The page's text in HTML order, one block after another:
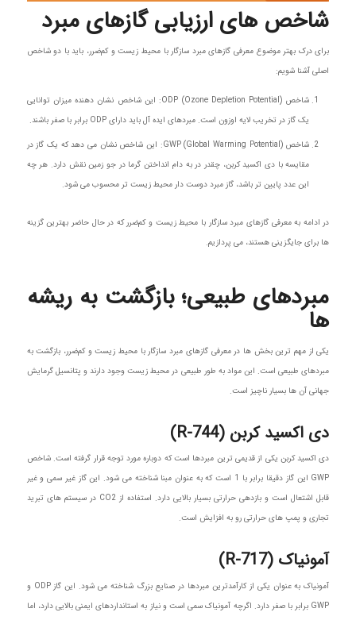
شاخص های ارزیابی گازهای مبرد
برای درک بهتر موضوع معرفی گازهای مبرد سازگار با محیط زیست و کم‌ضرر، باید با دو شاخص
اصلی آشنا شویم:
شاخص ODP (Ozone Depletion Potential): این شاخص نشان دهنده میزان توانایی
یک گاز در تخریب لایه اوزون است. مبردهای ایده آل باید دارای ODP برابر با صفر باشند.
شاخص GWP (Global Warming Potential): این شاخص نشان می دهد که یک گاز در
مقایسه با دی اکسید کربن، چقدر در به دام انداختن گرما در جو زمین نقش دارد. هر چه
این عدد پایین تر باشد، گاز مبرد دوست دار محیط زیست تر محسوب می شود.
در ادامه به معرفی گازهای مبرد سازگار با محیط زیست و کم‌ضرر که در حال حاضر بهترین گزینه
ها برای جایگزینی هستند، می پردازیم.
مبردهای طبیعی؛ بازگشت به ریشه
ها
یکی از مهم ترین بخش ها در معرفی گازهای مبرد سازگار با محیط زیست و کم‌ضرر، بازگشت به
مبردهای طبیعی است. این مواد به طور طبیعی در محیط زیست وجود دارند و پتانسیل گرمایش
جهانی آن ها بسیار ناچیز است.
دی اکسید کربن (R-744)
دی اکسید کربن یکی از قدیمی ترین مبردها است که دوباره مورد توجه قرار گرفته است. شاخص
GWP این گاز دقیقا برابر با 1 است که به عنوان مبنا شناخته می شود. این گاز غیر سمی و غیر
قابل اشتعال است و بازدهی حرارتی بسیار بالایی دارد. استفاده از CO2 در سیستم های تبرید
تجاری و پمپ های حرارتی رو به افزایش است.
آمونیاک (R-717)
آمونیاک به عنوان یکی از کارآمدترین مبردها در صنایع بزرگ شناخته می شود. این گاز ODP و
GWP برابر با صفر دارد. اگرچه آمونیاک سمی است و نیاز به استانداردهای ایمنی بالایی دارد، اما